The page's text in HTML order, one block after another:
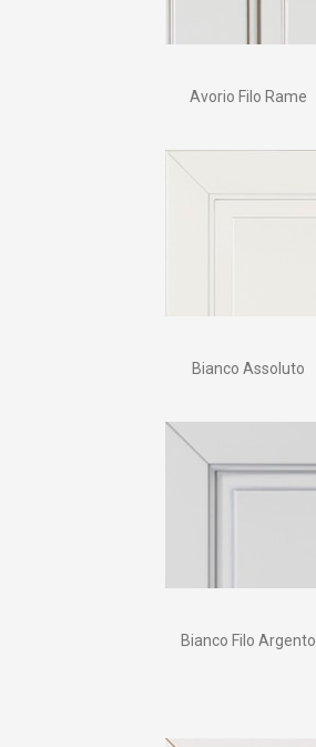
Avorio Filo Rame
Bianco Assoluto
Bianco Filo Argento